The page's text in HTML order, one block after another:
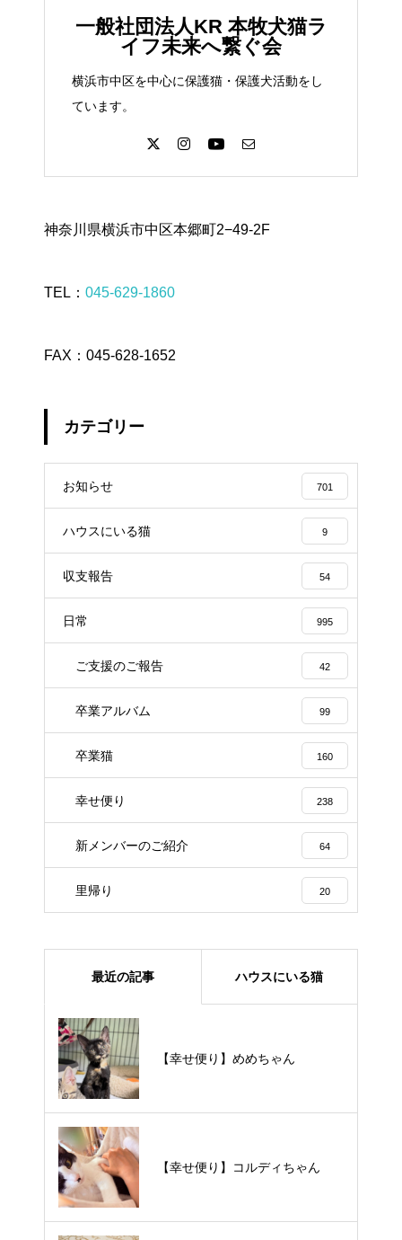
一般社団法人KR 本牧犬猫ラ
イフ未来へ繋ぐ会
横浜市中区を中心に保護猫・保護犬活動をし
ています。
神奈川県横浜市中区本郷町2−49-2F
TEL： 045-629-1860
FAX：045-628-1652
カテゴリー
お知らせ 701
ハウスにいる猫 9
収支報告 54
日常 995
ご支援のご報告 42
卒業アルバム 99
卒業猫 160
幸せ便り 238
新メンバーのご紹介 64
里帰り 20
最近の記事 ハウスにいる猫
【幸せ便り】めめちゃん
【幸せ便り】コルディちゃん
【里親様募集中】メメちゃん
【里親様募集中】スンスンちゃん